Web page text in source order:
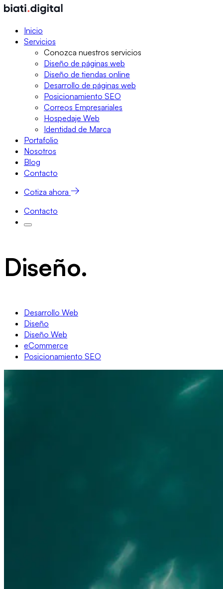
Inicio
Servicios
Conozca nuestros servicios
Diseño de páginas web
Diseño de tiendas online
Desarrollo de páginas web
Posicionamiento SEO
Correos Empresariales
Hospedaje Web
Identidad de Marca
Portafolio
Nosotros
Blog
Contacto
Cotiza ahora
Contacto
Diseño.
Desarrollo Web
Diseño
Diseño Web
eCommerce
Posicionamiento SEO